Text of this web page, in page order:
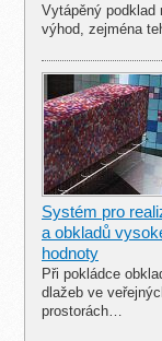
Vytápěný podklad
výhod, zejména
Systém pro
a obkladů
hodnoty
Při pokládce
dlažeb ve
prostorách…